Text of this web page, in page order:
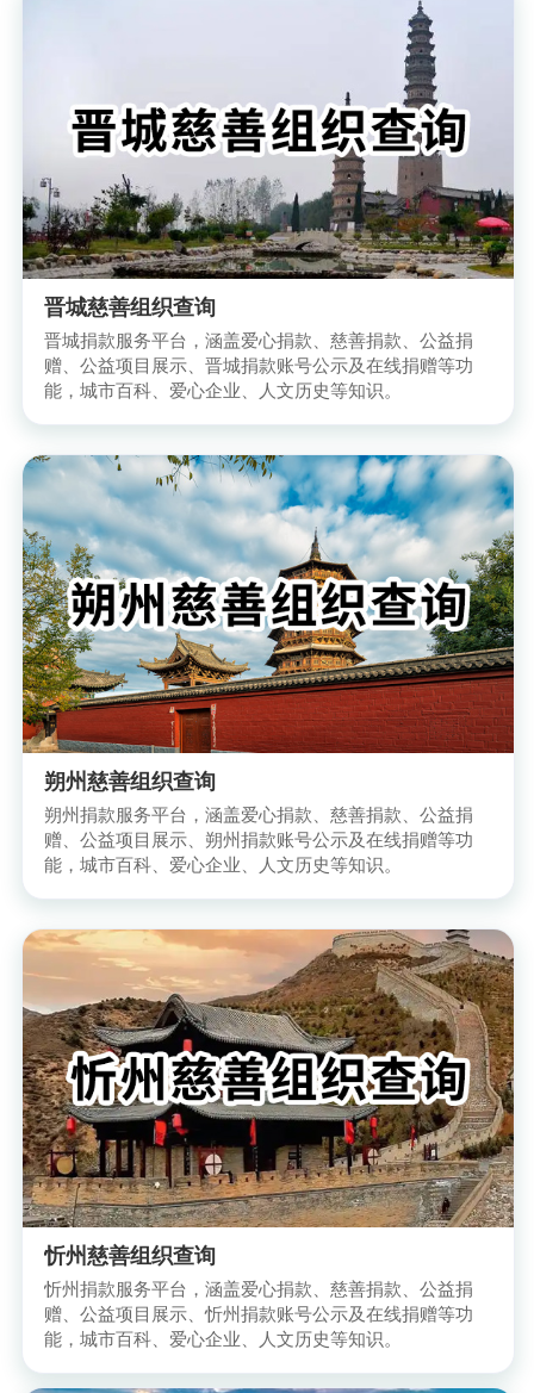
晋城慈善组织查询
晋城捐款服务平台，涵盖爱心捐款、慈善捐款、公益捐
赠、公益项目展示、晋城捐款账号公示及在线捐赠等功
能，城市百科、爱心企业、人文历史等知识。
朔州慈善组织查询
朔州捐款服务平台，涵盖爱心捐款、慈善捐款、公益捐
赠、公益项目展示、朔州捐款账号公示及在线捐赠等功
能，城市百科、爱心企业、人文历史等知识。
忻州慈善组织查询
忻州捐款服务平台，涵盖爱心捐款、慈善捐款、公益捐
赠、公益项目展示、忻州捐款账号公示及在线捐赠等功
能，城市百科、爱心企业、人文历史等知识。